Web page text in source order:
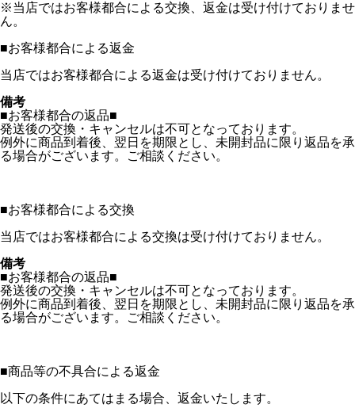
※当店ではお客様都合による交換、返金は受け付けておりませ
ん。
■お客様都合による返金
当店ではお客様都合による返金は受け付けておりません。
備考
■お客様都合の返品■
発送後の交換・キャンセルは不可となっております。
例外に商品到着後、翌日を期限とし、未開封品に限り返品を承
る場合がございます。ご相談ください。
■お客様都合による交換
当店ではお客様都合による交換は受け付けておりません。
備考
■お客様都合の返品■
発送後の交換・キャンセルは不可となっております。
例外に商品到着後、翌日を期限とし、未開封品に限り返品を承
る場合がございます。ご相談ください。
■商品等の不具合による返金
以下の条件にあてはまる場合、返金いたします。